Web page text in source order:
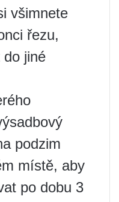
všimnete
řezu,
do jiné
podzim
místě, aby
po dobu 3